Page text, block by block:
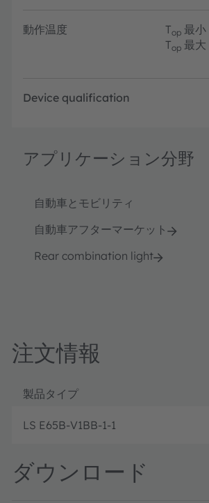
動作温度 Top 最小
Top 最大
Device qualification
アプリケーション分野
自動車とモビリティ
自動車アフターマーケット
Rear combination light
注文情報
製品タイプ
LS E65B-V1BB-1-1
ダウンロード